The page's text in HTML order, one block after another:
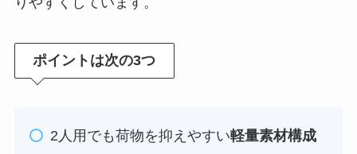
ポイントは次の3つ
2人用でも荷物を抑えやすい軽量素材構成